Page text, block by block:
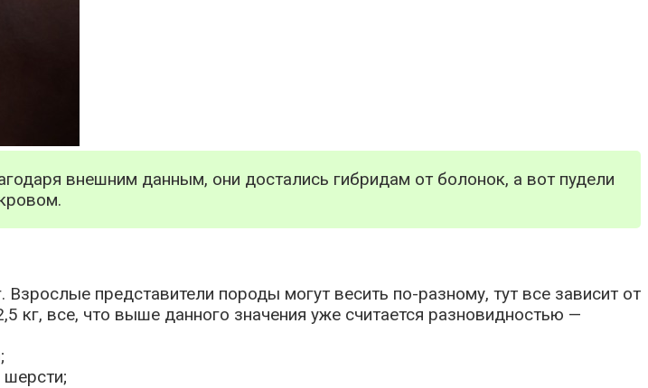
внешним данным, они достались гибридам от болонок, а вот пудели
представители породы могут весить по-разному, тут все зависит от
все, что выше данного значения уже считается разновидностью —